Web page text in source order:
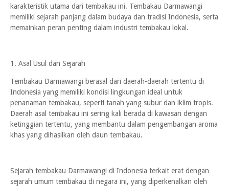
karakteristik utama dari tembakau ini. Tembakau Darmawangi
memiliki sejarah panjang dalam budaya dan tradisi Indonesia, serta
memainkan peran penting dalam industri tembakau lokal.
1. Asal Usul dan Sejarah
Tembakau Darmawangi berasal dari daerah-daerah tertentu di
Indonesia yang memiliki kondisi lingkungan ideal untuk
penanaman tembakau, seperti tanah yang subur dan iklim tropis.
Daerah asal tembakau ini sering kali berada di kawasan dengan
ketinggian tertentu, yang membantu dalam pengembangan aroma
khas yang dihasilkan oleh daun tembakau.
Sejarah tembakau Darmawangi di Indonesia terkait erat dengan
sejarah umum tembakau di negara ini, yang diperkenalkan oleh